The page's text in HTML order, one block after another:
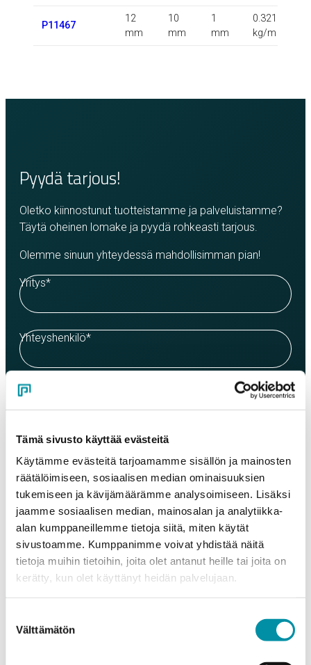
Tämä sivusto käyttää evästeitä
Käytämme evästeitä tarjoamamme sisällön ja mainosten
räätälöimiseen, sosiaalisen median ominaisuuksien
tukemiseen ja kävijämäärämme analysoimiseen. Lisäksi
jaamme sosiaalisen median, mainosalan ja analytiikka-
alan kumppaneillemme tietoja siitä, miten käytät
sivustoamme. Kumppanimme voivat yhdistää näitä
tietoja muihin tietoihin, joita olet antanut heille tai joita on
kerätty, kun olet käyttänyt heidän palvelujaan.
valinta
Välttämätön
P11467
12
mm
10
mm
1
mm
0.321
kg/m
Pyydä tarjous!
Oletko kiinnostunut tuotteistamme ja palveluistamme?
Täytä oheinen lomake ja pyydä rohkeasti tarjous.
Olemme sinuun yhteydessä mahdollisimman pian!
Yritys*
Yhteyshenkilö*
Sähköposti
Puhelinnumero
Tuotteet
Valitse tuote ja syötä tilauksen määrä metreinä. Huomioithan, että
valittu laatu määrittää tilauksen minimipainon.
Tuote*
Määrä (m)